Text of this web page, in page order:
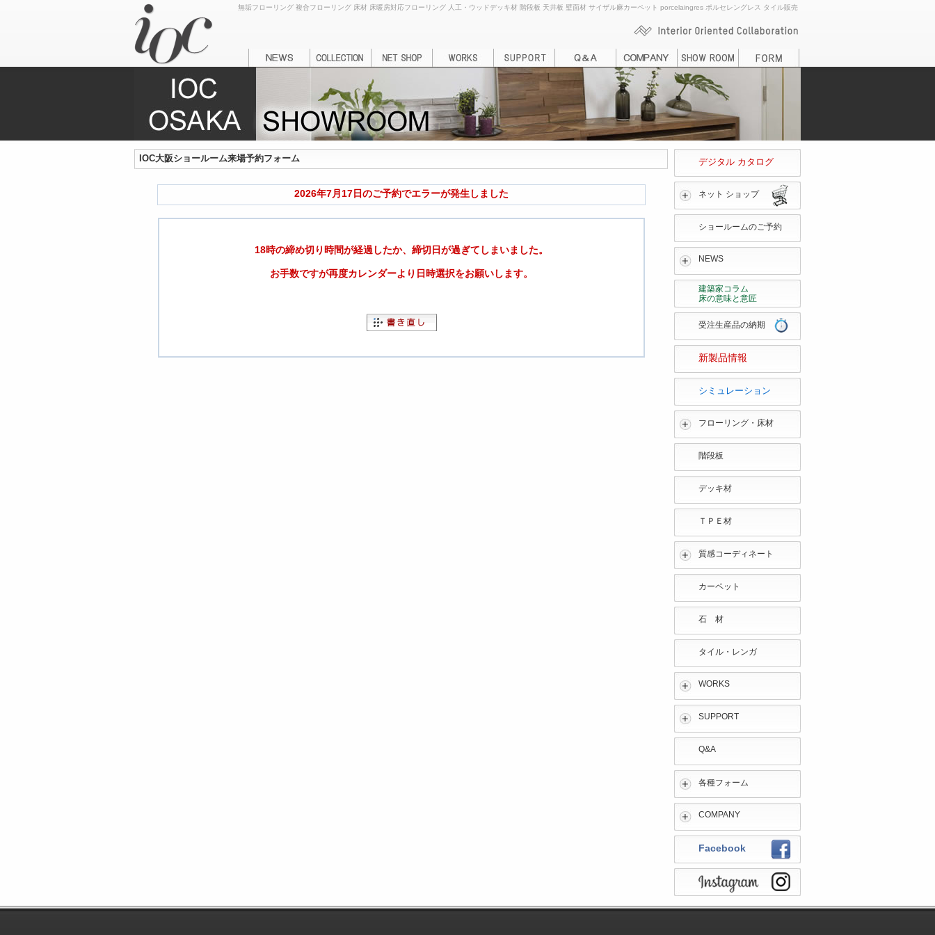
無垢フローリング 複合フローリング 床材 床暖房対応フローリング 人工・ウッドデッキ材 階段板 天井板 壁面材 サイザル麻カーペット porcelaingres ポルセレングレス タイル販売
IOC大阪ショールーム来場予約フォーム
2026年7月17日のご予約でエラーが発生しました
18時の締め切り時間が経過したか、締切日が過ぎてしまいました。
お手数ですが再度カレンダーより日時選択をお願いします。
デジタル カタログ
ネット ショップ
ショールームのご予約
NEWS
建築家コラム
床の意味と意匠
受注生産品の納期
新製品情報
シミュレーション
フローリング・床材
階段板
デッキ材
ＴＰＥ材
質感コーディネート
カーペット
石 材
タイル・レンガ
WORKS
SUPPORT
Q&A
各種フォーム
COMPANY
Facebook